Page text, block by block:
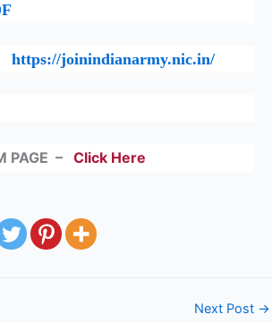
https://joinindianarmy.nic.in/
PAGE – Click Here
Next Post →